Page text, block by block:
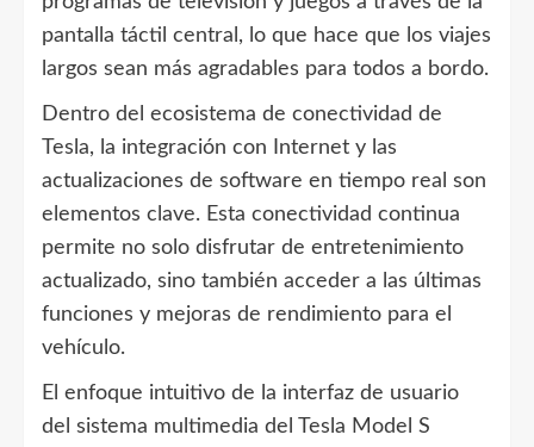
pantalla táctil central, lo que hace que los viajes
largos sean más agradables para todos a bordo.
Dentro del ecosistema de conectividad de
Tesla, la integración con Internet y las
actualizaciones de software en tiempo real son
elementos clave. Esta conectividad continua
permite no solo disfrutar de entretenimiento
actualizado, sino también acceder a las últimas
funciones y mejoras de rendimiento para el
vehículo.
El enfoque intuitivo de la interfaz de usuario
del sistema multimedia del Tesla Model S